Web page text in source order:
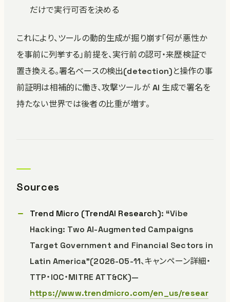
だけで実行可否を決める
これにより、ツールの動的生成が掘り崩す「何が悪性か
を事前に列挙する」前提を、実行前の認可・来歴検証で
置き換える。署名ベースの検出(detection)と操作の事
前証明は相補的に働き、攻撃ツールが AI 生成で署名を
持たない世界では後者の比重が増す。
Sources
Trend Micro (TrendAI Research): “Vibe
Hacking: Two AI-Augmented Campaigns
Target Government and Financial Sectors in
Latin America”(2026-05-11、キャンペーン詳細・
TTP・IOC・MITRE ATT&CK)—
https://www.trendmicro.com/en_us/resear